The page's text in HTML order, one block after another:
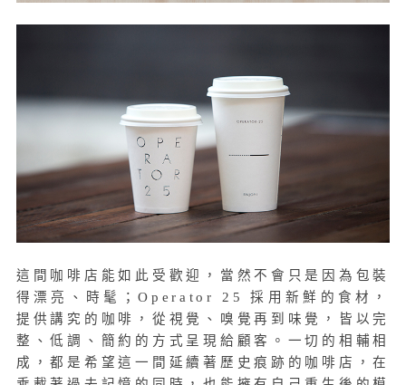
這間咖啡店能如此受歡迎，當然不會只是因為包裝
得漂亮、時髦；Operator 25 採用新鮮的食材，
提供講究的咖啡，從視覺、嗅覺再到味覺，皆以完
整、低調、簡約的方式呈現給顧客。一切的相輔相
成，都是希望這一間延續著歷史痕跡的咖啡店，在